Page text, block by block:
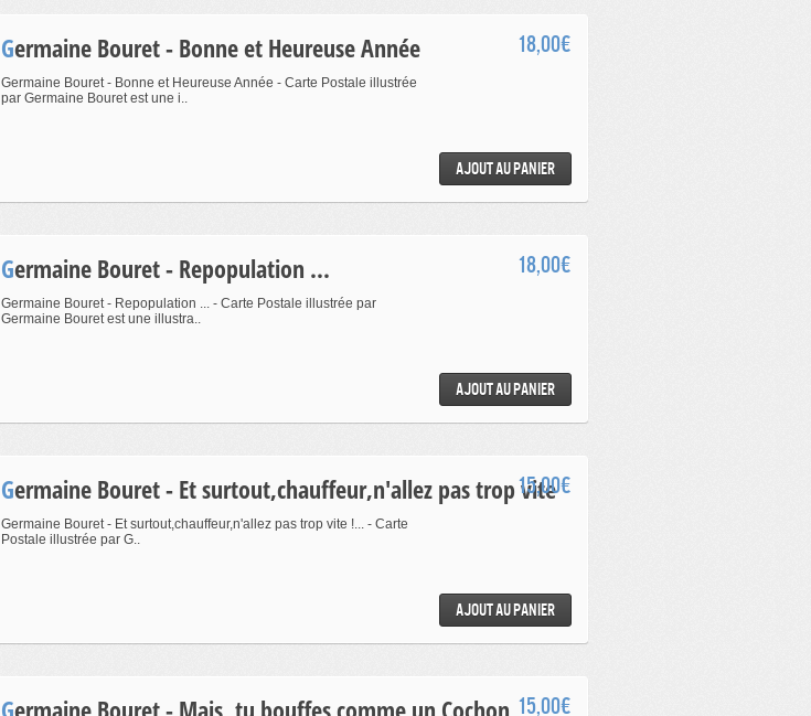
Germaine Bouret - Bonne et Heureuse Année
Germaine Bouret - Bonne et Heureuse Année - Carte Postale illustrée
par Germaine Bouret est une i..
18,00€
Ajout au panier
Germaine Bouret - Repopulation ...
Germaine Bouret - Repopulation ... - Carte Postale illustrée par
Germaine Bouret est une illustra..
18,00€
Ajout au panier
Germaine Bouret - Et surtout,chauffeur,n'allez pas trop vite
Germaine Bouret - Et surtout,chauffeur,n'allez pas trop vite !... - Carte
Postale illustrée par G..
15,00€
Ajout au panier
Germaine Bouret - Mais ,tu bouffes comme un Cochon 15,00€